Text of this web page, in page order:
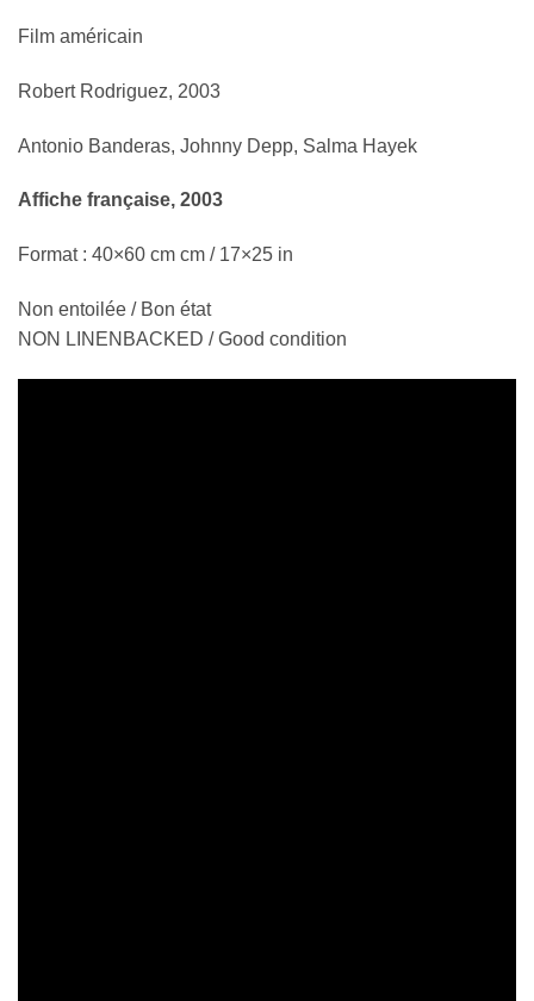
Fil m américain
Robert Rodriguez, 2003
Antonio Banderas, Johnny Depp, Salma Hayek
Affiche française, 2003
Format : 40×60 cm cm / 17×25 in
Non entoilée / Bon état
NON LINENBACKED / Good condition